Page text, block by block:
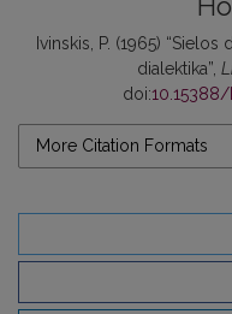
Ivinskis, P. (1965)
dialektika”,
doi:10.15388/
More Citation Formats